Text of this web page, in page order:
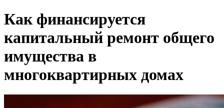
Как финансируется
капитальный ремонт общего
имущества в
многоквартирных домах